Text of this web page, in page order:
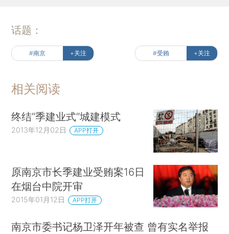
话题：
#南京 +关注 #受贿 +关注
相关阅读
终结“季建业式”城建模式
2013年12月02日 APP打开
原南京市长季建业受贿案16日
在烟台中院开审
2015年01月12日 APP打开
南京市委书记杨卫泽开年被查 曾有实名举报